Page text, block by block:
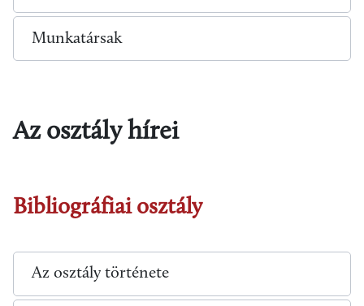
Munkatársak
Az osztály hírei
Bibliográfiai osztály
Az osztály története